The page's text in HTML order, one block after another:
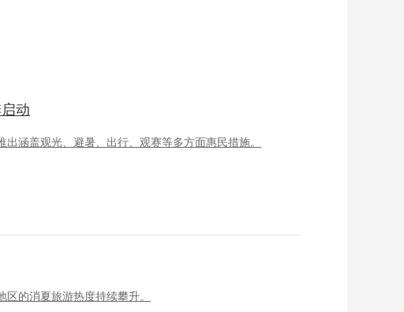
动
涵盖观光、避暑、出行、观赛等多方面惠民措施。
的消夏旅游热度持续攀升。